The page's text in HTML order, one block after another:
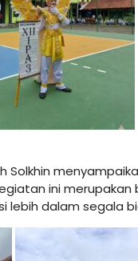
Solkhin
ini
lebih dalam segala